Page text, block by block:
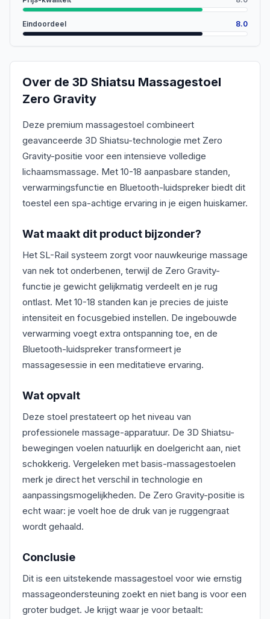
Eindoordeel 8.0
Over de 3D Shiatsu Massagestoel
Zero Gravity
Deze premium massagestoel combineert
geavanceerde 3D Shiatsu-technologie met Zero
Gravity-positie voor een intensieve volledige
lichaamsmassage. Met 10-18 aanpasbare standen,
verwarmingsfunctie en Bluetooth-luidspreker biedt dit
toestel een spa-achtige ervaring in je eigen huiskamer.
Wat maakt dit product bijzonder?
Het SL-Rail systeem zorgt voor nauwkeurige massage
van nek tot onderbenen, terwijl de Zero Gravity-
functie je gewicht gelijkmatig verdeelt en je rug
ontlast. Met 10-18 standen kan je precies de juiste
intensiteit en focusgebied instellen. De ingebouwde
verwarming voegt extra ontspanning toe, en de
Bluetooth-luidspreker transformeert je
massagesessie in een meditatieve ervaring.
Wat opvalt
Deze stoel prestateert op het niveau van
professionele massage-apparatuur. De 3D Shiatsu-
bewegingen voelen natuurlijk en doelgericht aan, niet
schokkerig. Vergeleken met basis-massagestoelen
merk je direct het verschil in technologie en
aanpassingsmogelijkheden. De Zero Gravity-positie is
echt waar: je voelt hoe de druk van je ruggengraat
wordt gehaald.
Conclusie
Dit is een uitstekende massagestoel voor wie ernstig
massageondersteuning zoekt en niet bang is voor een
groter budget. Je krijgt waar je voor betaalt: